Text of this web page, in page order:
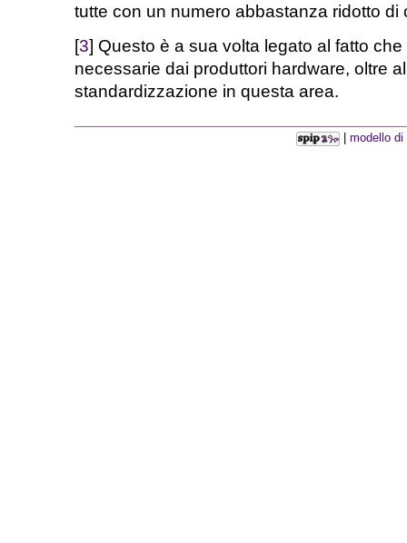
tutte con un numero abbastanza ridotto di
[3] Questo è a sua volta legato al fatto
necessarie dai produttori hardware, oltre
standardizzazione in questa area.
modello di